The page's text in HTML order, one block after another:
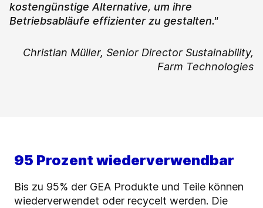
kostengünstige Alternative, um ihre
Betriebsabläufe effizienter zu gestalten."
Christian Müller, Senior Director Sustainability,
Farm Technologies
95 Prozent wiederverwendbar
Bis zu 95% der GEA Produkte und Teile können
wiederverwendet oder recycelt werden. Die